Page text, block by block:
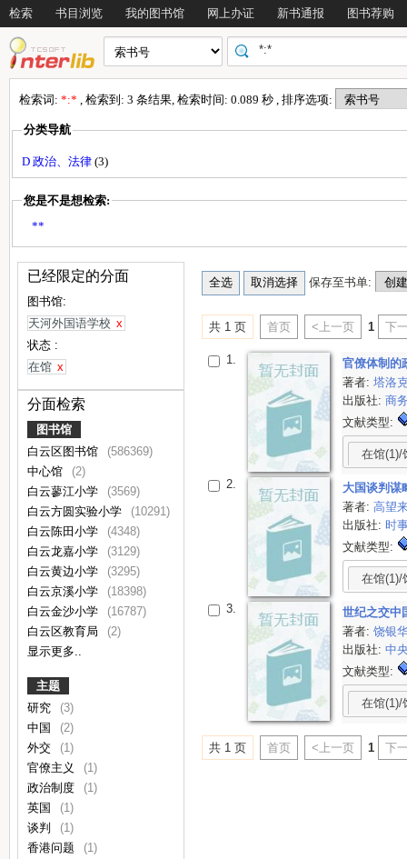
检索 书目浏览 我的图书馆 网上办证 新书通报 图书荐购
检索词: *:* , 检索到: 3 条结果, 检索时间: 0.089 秒 , 排序选项:
分类导航
D 政治、法律 (3)
您是不是想检索:
**
已经限定的分面
图书馆:
天河外国语学校 x
状态 :
在馆 x
分面检索
图书馆
白云区图书馆
(586369)
中心馆
(2)
白云蓼江小学
(3569)
白云方圆实验小学
(10291)
白云陈田小学
(4348)
白云龙嘉小学
(3129)
白云黄边小学
(3295)
白云京溪小学
(18398)
白云金沙小学
(16787)
白云区教育局
(2)
显示更多..
主题
研究
(3)
中国
(2)
外交
(1)
官僚主义
(1)
政治制度
(1)
英国
(1)
谈判
(1)
香港问题
(1)
保存至书单:
共 1 页 首页 <上一页 1 下
1.
官僚体制的
著者:塔洛
出版社:商
文献类型:
在馆(1)/
2.
大国谈判谋
著者:高望
出版社: 时
文献类型:
在馆(1)/
3.
世纪之交中
著者:饶银
出版社:中
文献类型:
在馆(1)/
共 1 页 首页 <上一页 1 下